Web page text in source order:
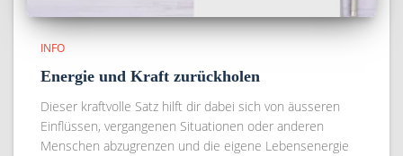
INFO
Energie und Kraft zurückholen
Dieser kraftvolle Satz hilft dir dabei sich von äusseren
Einflüssen, vergangenen Situationen oder anderen
Menschen abzugrenzen und die eigene Lebensenergie